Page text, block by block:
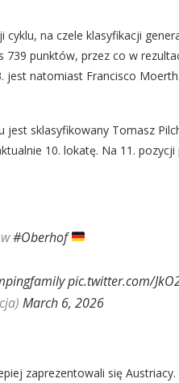
na czele klasyfikacji
punktów, przez co w
natomiast Francisco
sklasyfikowany Tomasz
10. lokatę. Na 11.
#Oberhof
pic.twitter.com/
March 6, 2026
zaprezentowali się